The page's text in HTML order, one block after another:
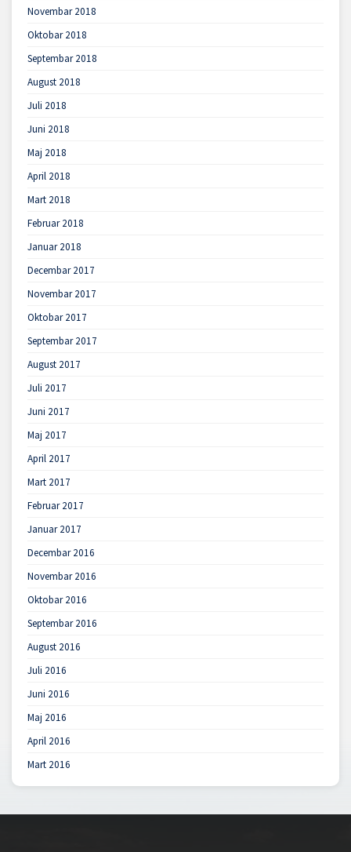
Novembar 2018
Oktobar 2018
Septembar 2018
August 2018
Juli 2018
Juni 2018
Maj 2018
April 2018
Mart 2018
Februar 2018
Januar 2018
Decembar 2017
Novembar 2017
Oktobar 2017
Septembar 2017
August 2017
Juli 2017
Juni 2017
Maj 2017
April 2017
Mart 2017
Februar 2017
Januar 2017
Decembar 2016
Novembar 2016
Oktobar 2016
Septembar 2016
August 2016
Juli 2016
Juni 2016
Maj 2016
April 2016
Mart 2016